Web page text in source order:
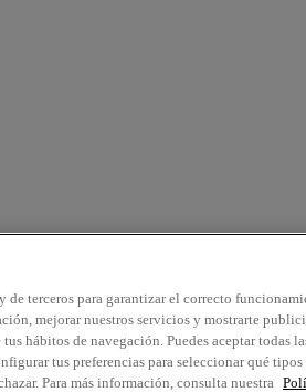
de terceros para garantizar el correcto
mejorar nuestros servicios y mostrarte
hábitos de navegación. Puedes aceptar todas
tus preferencias para seleccionar qué tipos
Para más información, consulta nuestra